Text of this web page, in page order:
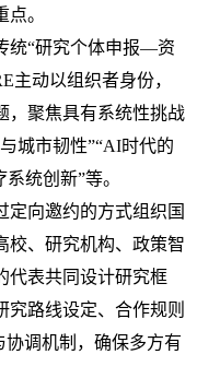
。
统“研究个体申报—资
动以组织者身份，
，聚焦具有系统性挑战
城市韧性”“AI时代的
统创新”等。
定向邀约的方式组织国
校、研究机构、政策智
代表共同设计研究框
究路线设定、合作规则
调机制，确保多方有